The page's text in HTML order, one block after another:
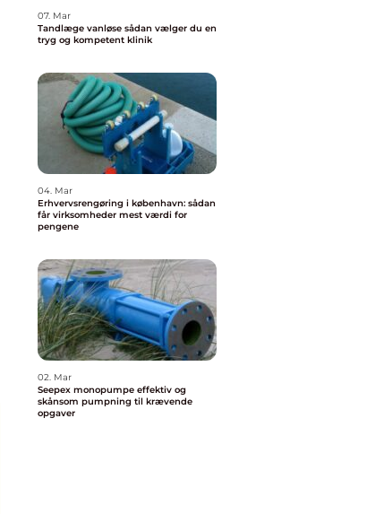
07. Mar
Tandlæge vanløse sådan vælger du en
tryg og kompetent klinik
04. Mar
Erhvervsrengøring i københavn: sådan
får virksomheder mest værdi for
pengene
02. Mar
Seepex monopumpe effektiv og
skånsom pumpning til krævende
opgaver